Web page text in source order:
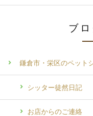
ブ
鎌倉市・栄区のペット
シッター徒然日記
お店からのご連絡